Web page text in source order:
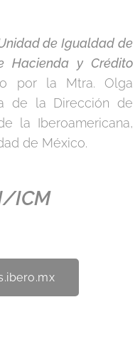
de Igualdad de
Hacienda y Crédito
por la Mtra. Olga
de la Dirección de
la Iberoamericana,
de México.
ICM